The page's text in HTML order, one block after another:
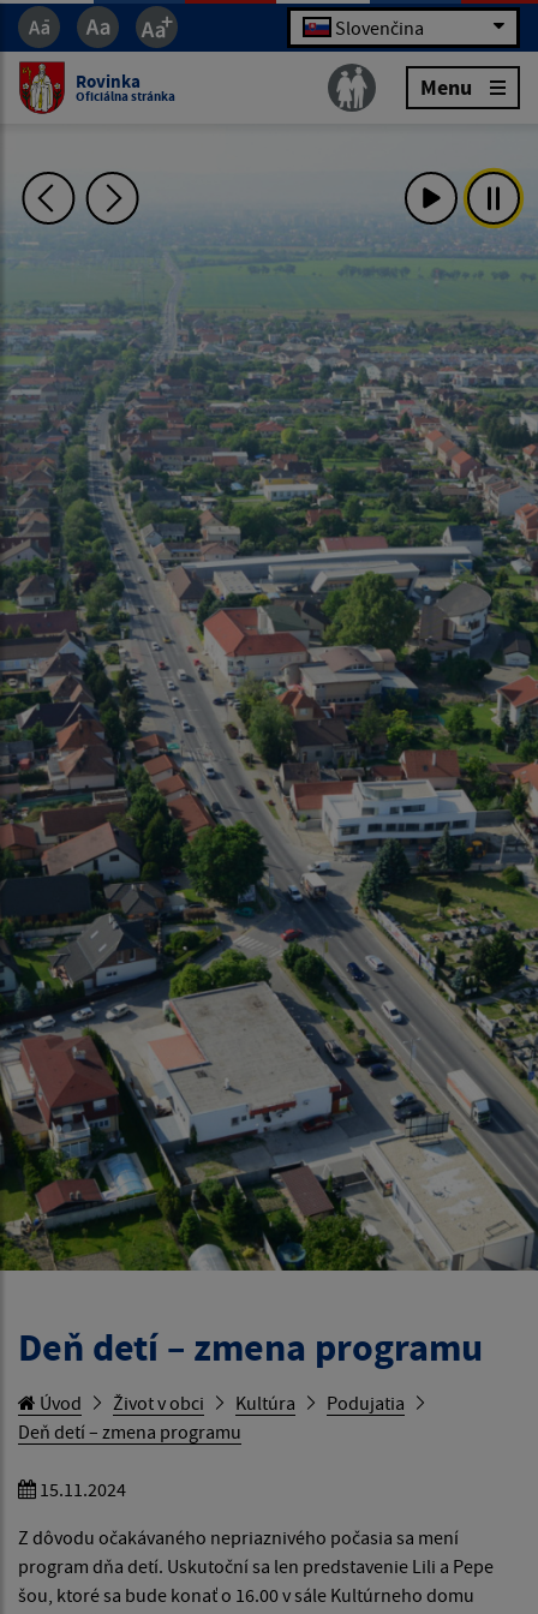
Slovenčina
Rovinka
Oficiálna stránka Menu
Deň detí – zmena programu
Úvod Život v obci Kultúra
Podujatia
Deň detí – zmena programu
15.11.2024
Z dôvodu očakávaného nepriaznivého počasia sa mení
program dňa detí. Uskutoční sa len predstavenie Lili a Pepe
šou, ktoré sa bude konať o 16.00 v sále Kultúrneho domu